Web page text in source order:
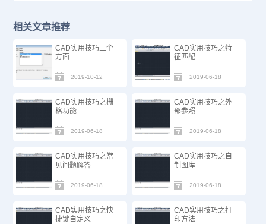
相关文章推荐
CAD实用技巧三个
方面
2019-10-12
CAD实用技巧之特
征匹配
2019-06-18
CAD实用技巧之栅
格功能
2019-06-18
CAD实用技巧之外
部参照
2019-06-18
CAD实用技巧之常
见问题解答
2019-06-18
CAD实用技巧之自
制图库
2019-06-18
CAD实用技巧之快
捷键自定义
CAD实用技巧之打
印方法